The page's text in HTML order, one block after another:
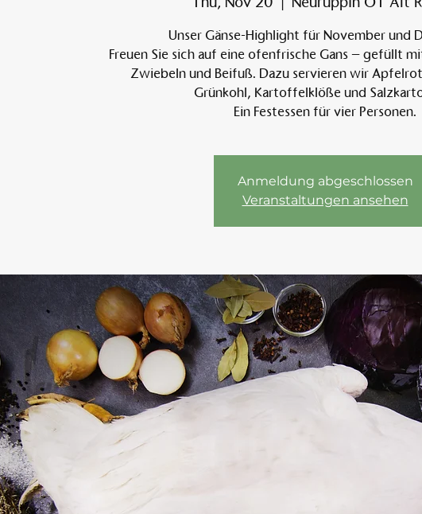
Unser Gänse-Highlight für November und
Freuen Sie sich auf eine ofenfrische Gans – gefüllt
Zwiebeln und Beifuß. Dazu servieren wir
Grünkohl, Kartoffelklöße und
Ein Festessen für vier Personen.
Anmeldung abgeschlossen
Veranstaltungen ansehen